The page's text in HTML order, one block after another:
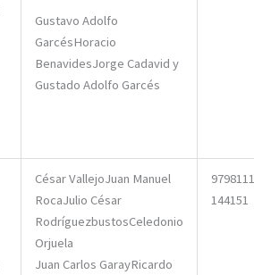
Gustavo Adolfo
GarcésHoracio
BenavidesJorge Cadavid y
Gustado Adolfo Garcés
César VallejoJuan Manuel
RocaJulio César
RodríguezbustosCeledonio
Orjuela
Juan Carlos GarayRicardo
144151